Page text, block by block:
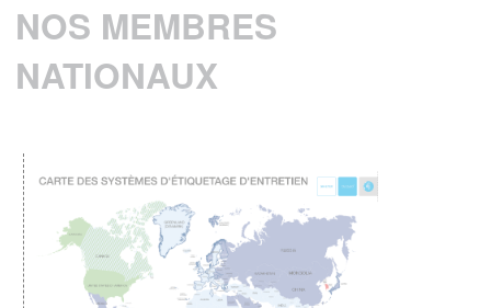
EN SAVOIR PLUS
Baromètre GINETEX 2024 : les habitudes
L’étiquette est un élément essentiel pour guider
les consommateurs dans l’entretien de leurs
vêtements.
EN SAVOIR PLUS
ENTRETIEN DU LINGE – Quelle
NOS MEMBRES
NATIONAUX